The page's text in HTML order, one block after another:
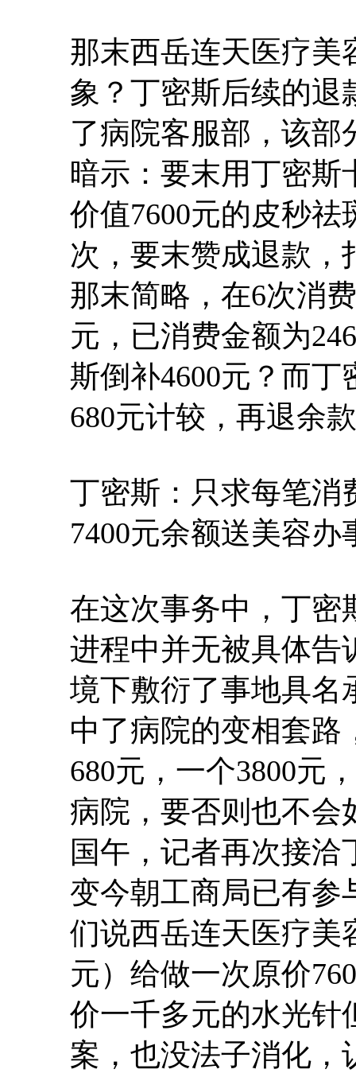
那末西岳连天医疗美
象？丁密斯后续的退
了病院客服部，该部
暗示：要末用丁密斯
价值7600元的皮秒祛
次，要末赞成退款，
那末简略，在6次消
元，已消费金额为
斯倒补4600元？而
680元计较，再退余
丁密斯：只求每笔消
7400元余额送美容办
在这次事务中，丁密
进程中并无被具体告
境下敷衍了事地具名
中了病院的变相套路
680元，一个3800元
病院，要否则也不会
国午，记者再次接
变今朝工商局已有参
们说西岳连天医疗美
元）给做一次原价
价一千多元的水光针
案，也没法子消化，